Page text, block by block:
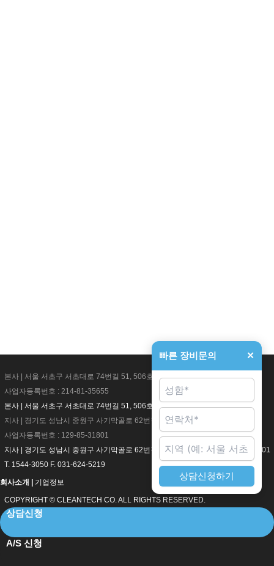
본사 | 서울 서초구 서초대로 74번길 51, 506호
사업자등록번호 : 214-81-35655
본사 | 서울 서초구 서초대로 74번길 51, 506호 사업자등록번호 : 214-81-35655
지사 | 경기도 성남시 중원구 사기막골로 62번길 4
사업자등록번호 : 129-85-31801
지사 | 경기도 성남시 중원구 사기막골로 62번길 4 사업자등록번호 : 129-85-31801
T. 1544-3050 F. 031-624-5219
회사소개 | 기업정보
COPYRIGHT © CLEANTECH CO. ALL RIGHTS RESERVED.
빠른 장비문의 ✕
상담신청하기
상담신청
A/S 신청